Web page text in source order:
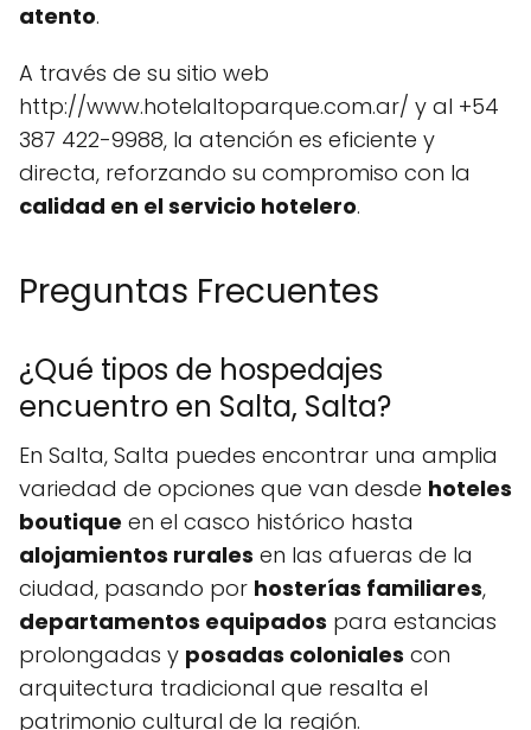
atento.
A través de su sitio web
http://www.hotelaltoparque.com.ar/ y al +54
387 422-9988, la atención es eficiente y
directa, reforzando su compromiso con la
calidad en el servicio hotelero.
Preguntas Frecuentes
¿Qué tipos de hospedajes
encuentro en Salta, Salta?
En Salta, Salta puedes encontrar una amplia
variedad de opciones que van desde hoteles
boutique en el casco histórico hasta
alojamientos rurales en las afueras de la
ciudad, pasando por hosterías familiares,
departamentos equipados para estancias
prolongadas y posadas coloniales con
arquitectura tradicional que resalta el
patrimonio cultural de la región.